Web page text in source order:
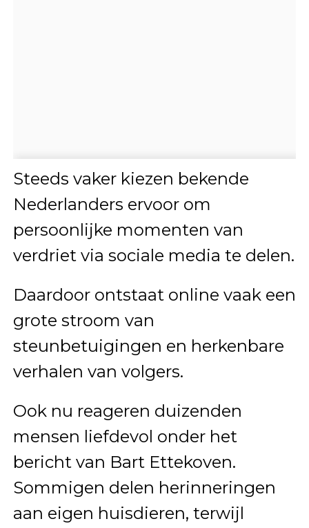
Steeds vaker kiezen bekende
Nederlanders ervoor om
persoonlijke momenten van
verdriet via sociale media te delen.
Daardoor ontstaat online vaak een
grote stroom van
steunbetuigingen en herkenbare
verhalen van volgers.
Ook nu reageren duizenden
mensen liefdevol onder het
bericht van Bart Ettekoven.
Sommigen delen herinneringen
aan eigen huisdieren, terwijl